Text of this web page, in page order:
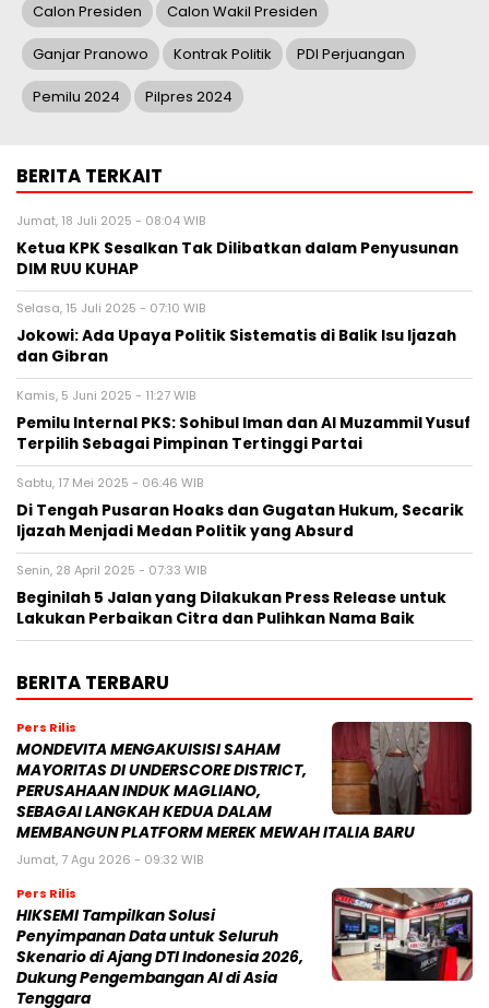
Calon Presiden Calon Wakil Presiden
Ganjar Pranowo Kontrak Politik PDI Perjuangan
Pemilu 2024 Pilpres 2024
BERITA TERKAIT
Jumat, 18 Juli 2025 - 08:04 WIB
Ketua KPK Sesalkan Tak Dilibatkan dalam Penyusunan
DIM RUU KUHAP
Selasa, 15 Juli 2025 - 07:10 WIB
Jokowi: Ada Upaya Politik Sistematis di Balik Isu Ijazah
dan Gibran
Kamis, 5 Juni 2025 - 11:27 WIB
Pemilu Internal PKS: Sohibul Iman dan Al Muzammil Yusuf
Terpilih Sebagai Pimpinan Tertinggi Partai
Sabtu, 17 Mei 2025 - 06:46 WIB
Di Tengah Pusaran Hoaks dan Gugatan Hukum, Secarik
Ijazah Menjadi Medan Politik yang Absurd
Senin, 28 April 2025 - 07:33 WIB
Beginilah 5 Jalan yang Dilakukan Press Release untuk
Lakukan Perbaikan Citra dan Pulihkan Nama Baik
BERITA TERBARU
Pers Rilis
MONDEVITA MENGAKUISISI SAHAM
MAYORITAS DI UNDERSCORE DISTRICT,
PERUSAHAAN INDUK MAGLIANO,
SEBAGAI LANGKAH KEDUA DALAM
MEMBANGUN PLATFORM MEREK MEWAH ITALIA BARU
Jumat, 7 Agu 2026 - 09:32 WIB
Pers Rilis
HIKSEMI Tampilkan Solusi
Penyimpanan Data untuk Seluruh
Skenario di Ajang DTI Indonesia 2026,
Dukung Pengembangan AI di Asia
Tenggara